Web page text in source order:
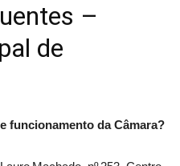
–
de
funcionamento da Câmara?